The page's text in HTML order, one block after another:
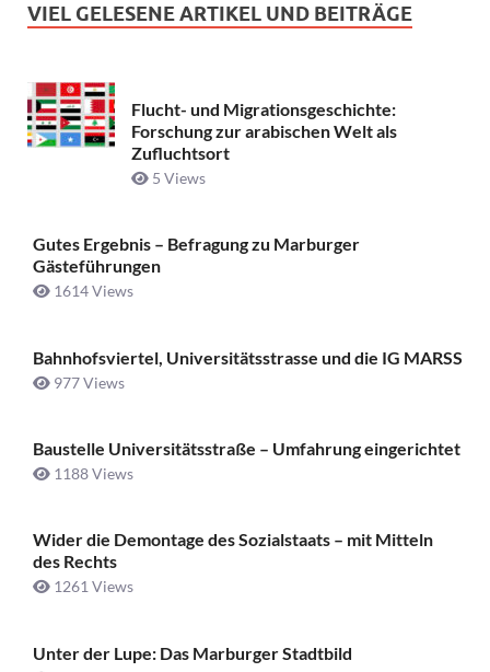
VIEL GELESENE ARTIKEL UND BEITRÄGE
Flucht- und Migrationsgeschichte:
Forschung zur arabischen Welt als
Zufluchtsort
5 Views
Gutes Ergebnis – Befragung zu Marburger
Gästeführungen
1614 Views
Bahnhofsviertel, Universitätsstrasse und die IG MARSS
977 Views
Baustelle Universitätsstraße ­– Umfahrung eingerichtet
1188 Views
Wider die Demontage des Sozialstaats – mit Mitteln
des Rechts
1261 Views
Unter der Lupe: Das Marburger Stadtbild